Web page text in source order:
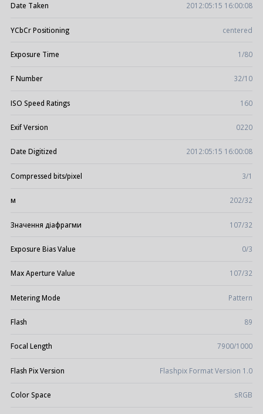
Date Taken 2012:05:15 16:00:08
YCbCr Positioning centered
Exposure Time 1/80
F Number 32/10
ISO Speed Ratings 160
Exif Version 0220
Date Digitized 2012:05:15 16:00:08
Compressed bits/pixel 3/1
м 202/32
Значення діафрагми 107/32
Exposure Bias Value 0/3
Max Aperture Value 107/32
Metering Mode Pattern
Flash 89
Focal Length 7900/1000
Flash Pix Version Flashpix Format Version 1.0
Color Space sRGB